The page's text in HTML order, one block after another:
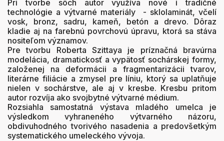
Pri tvorbe sôch autor využíva nové i tradičné
technológie a výtvarné materiály - sklolaminát, včelí
vosk, bronz, sadru, kameň, betón a drevo. Dôraz
kladie aj na farebnú povrchovú úpravu, ktorá sa stáva
nositeľom významov.
Pre tvorbu Roberta Szittaya je príznačná bravúrna
modelácia, dramatickosť a vypätosť sochárskej formy,
založenej na deformácii a fragmentarizácii tvarov,
literárne filiácie a zmysel pre líniu, ktorý sa uplatňuje
nielen v sochárstve, ale aj v kresbe. Kresbu pritom
autor rozvíja ako svojbytné výtvarné médium.
Rozsiahla samostatná výstava mladého umelca je
výsledkom vyhraneného výtvarného názoru,
obdivuhodného tvorivého nasadenia a predovšetkým
systematického umeleckého vývoja.